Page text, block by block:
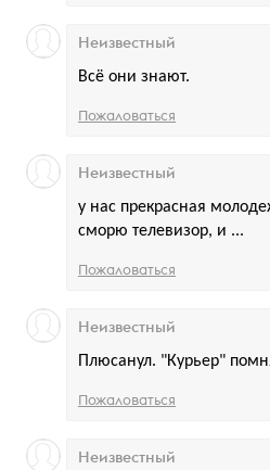
Всё они знают.
Неизвестный
Пожаловаться
у нас прекрасная
сморю телевизор, и ...
Неизвестный
Пожаловаться
Плюсанул. "Курьер"
Неизвестный
Пожаловаться
Неизвестный